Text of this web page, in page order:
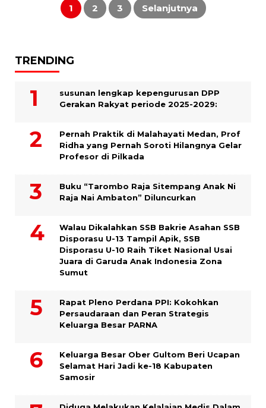
1 2 3 Selanjutnya
TRENDING
susunan lengkap kepengurusan DPP
Gerakan Rakyat periode 2025-2029:
Pernah Praktik di Malahayati Medan, Prof
Ridha yang Pernah Soroti Hilangnya Gelar
Profesor di Pilkada
Buku “Tarombo Raja Sitempang Anak Ni
Raja Nai Ambaton” Diluncurkan
Walau Dikalahkan SSB Bakrie Asahan SSB
Disporasu U-13 Tampil Apik, SSB
Disporasu U-10 Raih Tiket Nasional Usai
Juara di Garuda Anak Indonesia Zona
Sumut
Rapat Pleno Perdana PPI: Kokohkan
Persaudaraan dan Peran Strategis
Keluarga Besar PARNA
Keluarga Besar Ober Gultom Beri Ucapan
Selamat Hari Jadi ke-18 Kabupaten
Samosir